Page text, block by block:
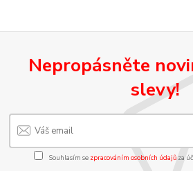
Nepropásněte
slevy!
Souhlasím se zpracováním osobních údajůza